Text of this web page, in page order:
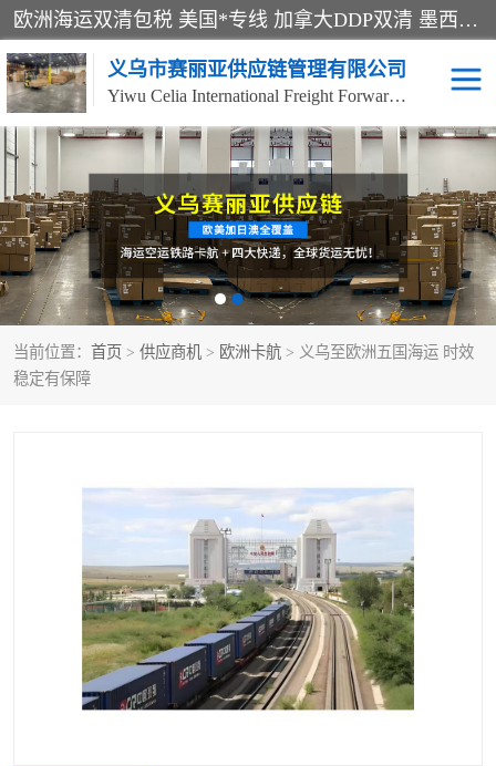
欧洲海运双清包税 美国*专线 加拿大DDP双清 墨西哥跨境空运 澳大利亚专线物流 跨境电商物流服务 国际快递到门服务 海运*渠道 一站式跨境物流解决方案 TikTok/SHEIN专线 电商平台FBA头程运输 国际铁路运输欧洲 UPS/DDHL/联邦快递跨境 美国双清到门物流 跨境*运输
义乌市赛丽亚供应链管理有限公司
Yiwu Celia International Freight Forwarding Co., Ltd
当前位置： 首页 > 供应商机 > 欧洲卡航 > 义乌至欧洲五国海运 时效
稳定有保障
美森快船 欧洲卡航
加拿大海运/空运-双清到
门
澳大利亚海运/空运-双清
到门
墨西哥海运/空运-双清到
门